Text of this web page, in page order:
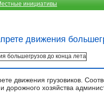
инициативы
движения
движения грузовиков.
дорожного хозяйства